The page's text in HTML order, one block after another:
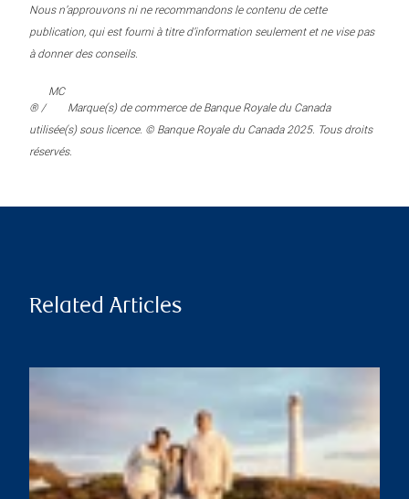
Nous n’approuvons ni ne recommandons le contenu de cette
publication, qui est fourni à titre d’information seulement et ne vise pas
à donner des conseils.
® /
MC
Marque(s) de commerce de Banque Royale du Canada
utilisée(s) sous licence. © Banque Royale du Canada 2025. Tous droits
réservés.
Related Articles